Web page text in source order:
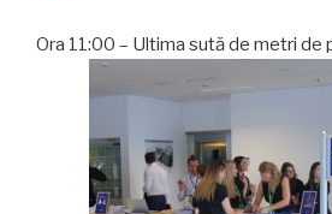
Ora 11:00 – Ultima sută de metri de